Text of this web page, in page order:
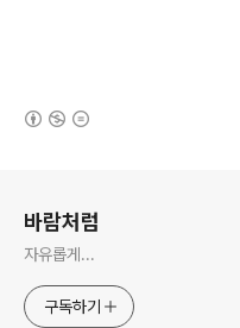
바람처럼
자유롭게...
구독하기